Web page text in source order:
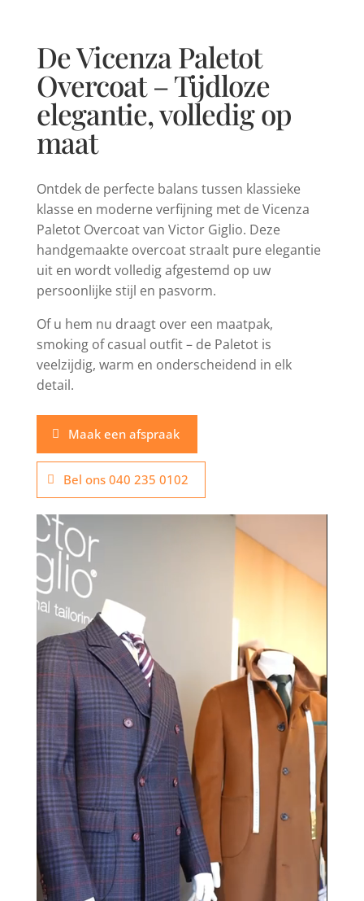
De Vicenza Paletot
Overcoat – Tijdloze
elegantie, volledig op
maat
Ontdek de perfecte balans tussen klassieke
klasse en moderne verfijning met de Vicenza
Paletot Overcoat van Victor Giglio. Deze
handgemaakte overcoat straalt pure elegantie
uit en wordt volledig afgestemd op uw
persoonlijke stijl en pasvorm.
Of u hem nu draagt over een maatpak,
smoking of casual outfit – de Paletot is
veelzijdig, warm en onderscheidend in elk
detail.
Maak een afspraak
Bel ons 040 235 0102
Videospeler